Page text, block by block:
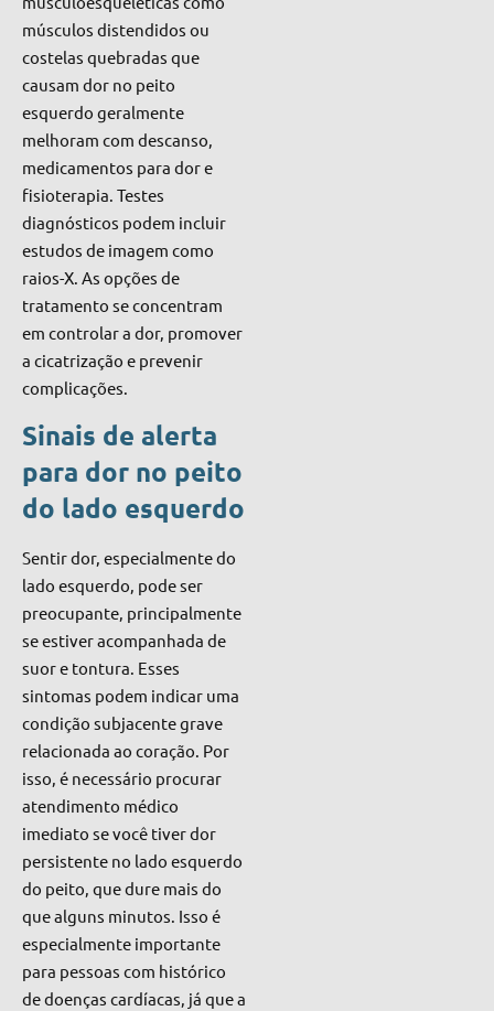
músculos distendidos ou
costelas quebradas que
causam dor no peito
esquerdo geralmente
melhoram com descanso,
medicamentos para dor e
fisioterapia. Testes
diagnósticos podem incluir
estudos de imagem como
raios-X. As opções de
tratamento se concentram
em controlar a dor, promover
a cicatrização e prevenir
complicações.
Sinais de alerta
para dor no peito
do lado esquerdo
Sentir dor, especialmente do
lado esquerdo, pode ser
preocupante, principalmente
se estiver acompanhada de
suor e tontura. Esses
sintomas podem indicar uma
condição subjacente grave
relacionada ao coração. Por
isso, é necessário procurar
atendimento médico
imediato se você tiver dor
persistente no lado esquerdo
do peito, que dure mais do
que alguns minutos. Isso é
especialmente importante
para pessoas com histórico
de doenças cardíacas, já que a